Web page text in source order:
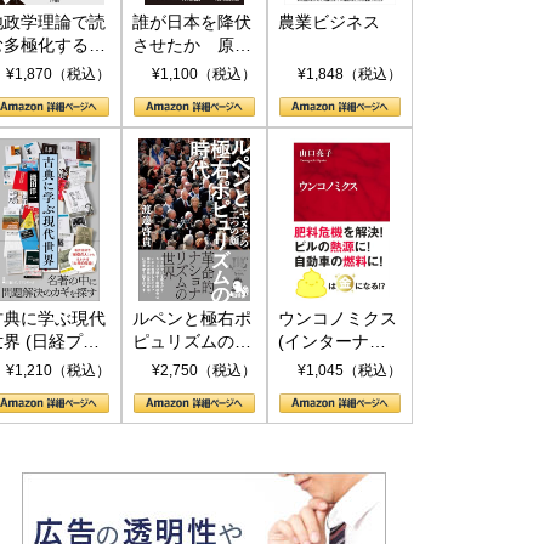
政学理論で読
多極化する世
トランプと
¥1,870（税込）
誰が日本を降伏
させたか 原爆
投下、ソ連参
(PHP新書)
¥1,100（税込）
農業ビジネス
¥1,848（税込）
典に学ぶ現代
界 (日経プレ
アシリーズ)
¥1,210（税込）
ルペンと極右ポ
ピュリズムの時
代：〈ヤヌス〉
¥2,750（税込）
ウンコノミクス
(インターナシ
ョナル新書)
¥1,045（税込）